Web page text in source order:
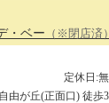
・ベー （※閉店済）
定休日:
由が丘(正面口) 徒歩